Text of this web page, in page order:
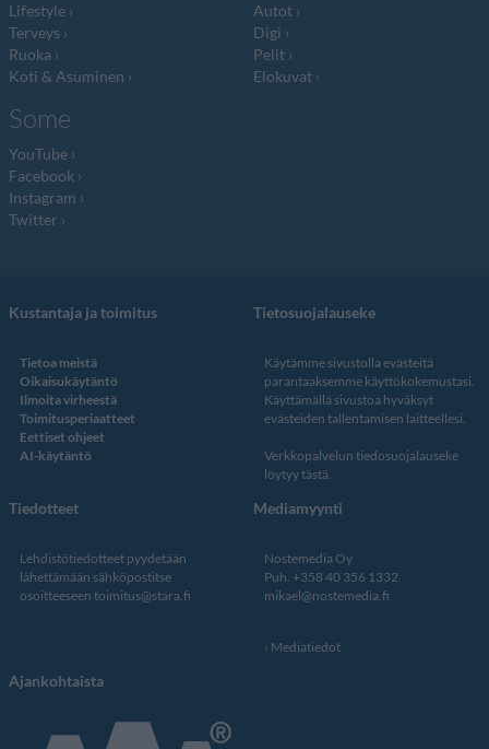
Lifestyle
Terveys
Ruoka
Koti & Asuminen
Autot
Digi
Pelit
Elokuvat
Some
YouTube
Facebook
Instagram
Twitter
Kustantaja ja toimitus
Tietoa meistä
Oikaisukäytäntö
Ilmoita virheestä
Toimitusperiaatteet
Eettiset ohjeet
AI-käytäntö
Tietosuojalauseke
Käytämme sivustolla evästeitä
parantaaksemme käyttökokemustasi.
Käyttämällä sivustoa hyväksyt
evästeiden tallentamisen laitteellesi.
Verkkopalvelun tiedosuojalauseke
löytyy tästä.
Tiedotteet
Lehdistötiedotteet pyydetään
lähettämään sähköpostitse
osoitteeseen toimitus@stara.fi
Mediamyynti
Nostemedia Oy
Puh. +358 40 356 1332
mikael@nostemedia.fi
Mediatiedot
Ajankohtaista